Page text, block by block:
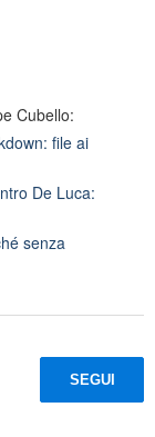
Cubello:
file ai
De Luca:
senza
SEGUI